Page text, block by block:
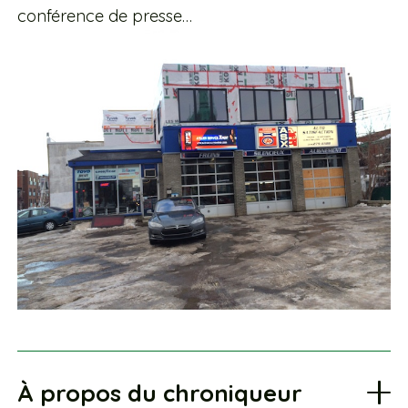
conférence de presse…
À propos du chroniqueur